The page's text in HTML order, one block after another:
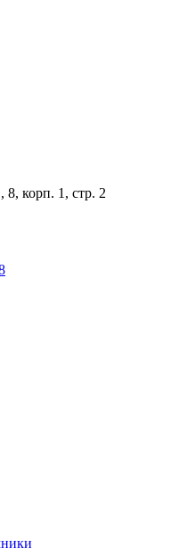
8, корп. 1, стр. 2